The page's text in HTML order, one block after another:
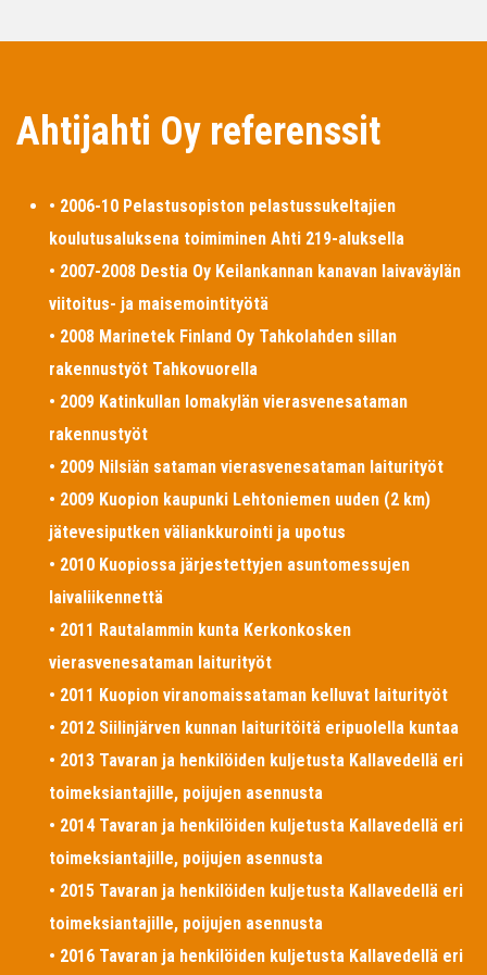
Ahtijahti Oy referenssit
• 2006-10 Pelastusopiston pelastussukeltajien
koulutusaluksena toimiminen Ahti 219-aluksella
• 2007-2008 Destia Oy Keilankannan kanavan laivaväylän
viitoitus- ja maisemointityötä
• 2008 Marinetek Finland Oy Tahkolahden sillan
rakennustyöt Tahkovuorella
• 2009 Katinkullan lomakylän vierasvenesataman
rakennustyöt
• 2009 Nilsiän sataman vierasvenesataman laiturityöt
• 2009 Kuopion kaupunki Lehtoniemen uuden (2 km)
jätevesiputken väliankkurointi ja upotus
• 2010 Kuopiossa järjestettyjen asuntomessujen
laivaliikennettä
• 2011 Rautalammin kunta Kerkonkosken
vierasvenesataman laiturityöt
• 2011 Kuopion viranomaissataman kelluvat laiturityöt
• 2012 Siilinjärven kunnan laituritöitä eripuolella kuntaa
• 2013 Tavaran ja henkilöiden kuljetusta Kallavedellä eri
toimeksiantajille, poijujen asennusta
• 2014 Tavaran ja henkilöiden kuljetusta Kallavedellä eri
toimeksiantajille, poijujen asennusta
• 2015 Tavaran ja henkilöiden kuljetusta Kallavedellä eri
toimeksiantajille, poijujen asennusta
• 2016 Tavaran ja henkilöiden kuljetusta Kallavedellä eri